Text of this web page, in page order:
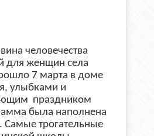
человечества
для женщин села
7 марта в доме
улыбками и
праздником
была наполнена
трогательные